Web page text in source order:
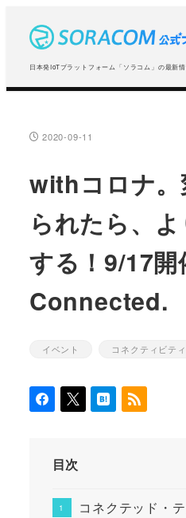
コ
日本発IoTプラットフォーム「ソラコム」の最新
投稿日
2020-09-11
withコロナ。
られたら、
する！9/17開
Connected.
カテゴリー
イベント カテゴリー
コネクティビティ
目次
コネクテッド・